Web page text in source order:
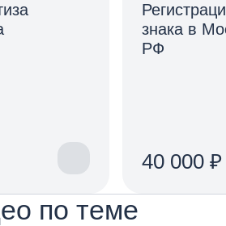
знака в
РФ
40 000 ₽
по теме